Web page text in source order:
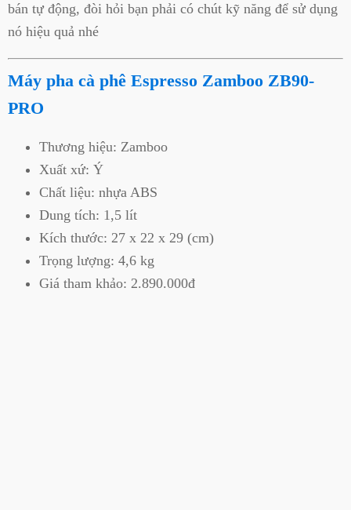
bán tự động, đòi hỏi bạn phải có chút kỹ năng để sử dụng
nó hiệu quả nhé
Máy pha cà phê Espresso Zamboo ZB90-
PRO
Thương hiệu: Zamboo
Xuất xứ: Ý
Chất liệu: nhựa ABS
Dung tích: 1,5 lít
Kích thước: 27 x 22 x 29 (cm)
Trọng lượng: 4,6 kg
Giá tham khảo: 2.890.000đ